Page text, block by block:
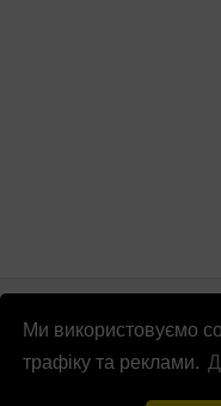
Ми використовуємо
трафіку та реклами.
© Патріоти України 2026
info